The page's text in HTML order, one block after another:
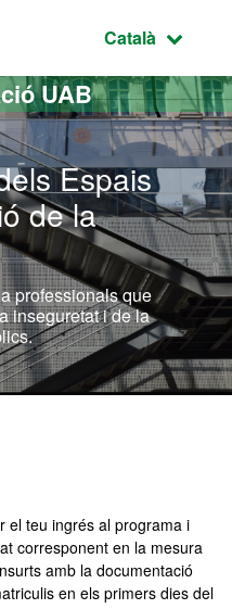
Idioma
Català
UAB
Espais
de la
professionals que
inseguretat i de la
el teu ingrés al programa i
corresponent en la mesura
amb la documentació
en els primers dies del